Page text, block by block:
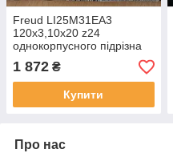
Freud LI25M31EA3
120х3,10х20 z24
однокорпусного підрізна
пила по ДСП (Італія)
1 872 ₴
Купити
Про нас